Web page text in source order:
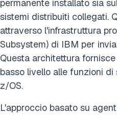
permanente installato sia
sistemi distribuiti collegati.
attraverso l'infrastruttura
Subsystem) di IBM per
Questa architettura
basso livello alle funzioni
z/OS.
L'approccio basato su